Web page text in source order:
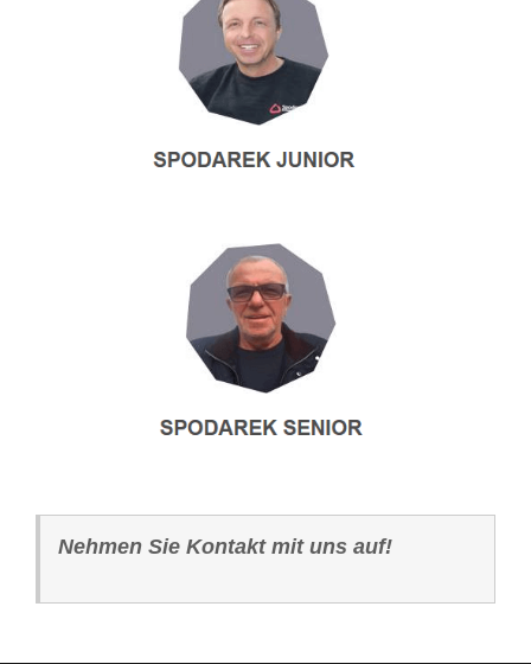
Nehmen Sie Kontakt mit uns auf!